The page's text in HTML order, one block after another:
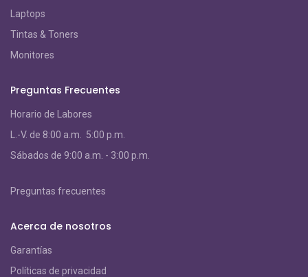
Laptops
Tintas & Toners
Monitores
Preguntas Frecuentes
Horario de Labores
L.-V. de 8:00 a.m. 5:00 p.m.
Sábados de 9:00 a.m. - 3:00 p.m.
Preguntas frecuentes
Acerca de nosotros
Garantías
Políticas de privacidad